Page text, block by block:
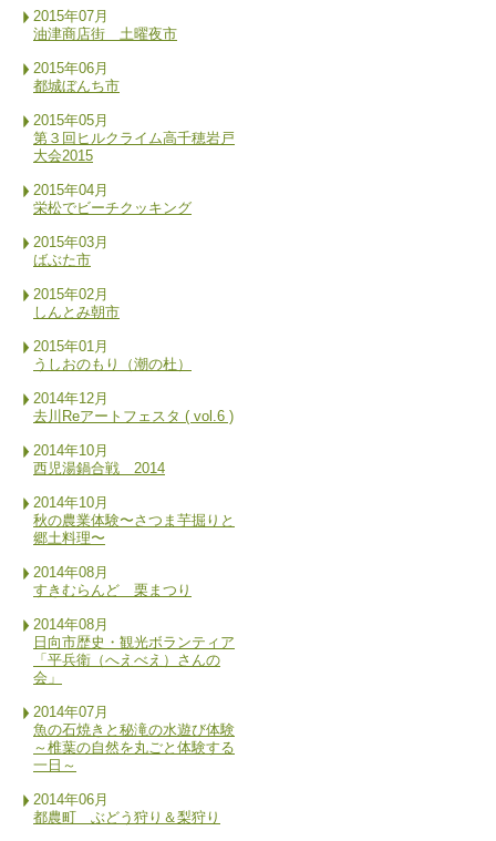
2015年07月
油津商店街 土曜夜市
2015年06月
都城ぼんち市
2015年05月
第３回ヒルクライム高千穂岩戸
大会2015
2015年04月
栄松でビーチクッキング
2015年03月
ばぶた市
2015年02月
しんとみ朝市
2015年01月
うしおのもり（潮の杜）
2014年12月
去川Reアートフェスタ ( vol.6 )
2014年10月
西児湯鍋合戦 2014
2014年10月
秋の農業体験〜さつま芋掘りと
郷土料理〜
2014年08月
すきむらんど 栗まつり
2014年08月
日向市歴史・観光ボランティア
「平兵衛（へえべえ）さんの
会」
2014年07月
魚の石焼きと秘滝の水遊び体験
～椎葉の自然を丸ごと体験する
一日～
2014年06月
都農町 ぶどう狩り＆梨狩り